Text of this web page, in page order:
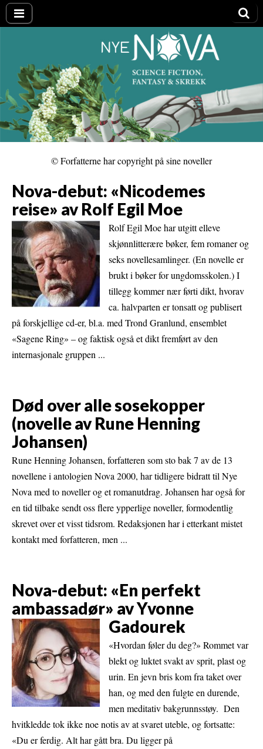
Nye NOVA
© Forfatterne har copyright på sine noveller
Nova-debut: «Nicodemes
reise» av Rolf Egil Moe
Rolf Egil Moe har utgitt elleve
skjønnlitterære bøker, fem romaner og
seks novellesamlinger. (En novelle er
brukt i bøker for ungdomsskolen.) I
tillegg kommer nær førti dikt, hvorav
ca. halvparten er tonsatt og publisert
på forskjellige cd-er, bl.a. med Trond Granlund, ensemblet
«Sagene Ring» – og faktisk også et dikt fremført av den
internasjonale gruppen ...
Død over alle sosekopper
(novelle av Rune Henning
Johansen)
Rune Henning Johansen, forfatteren som sto bak 7 av de 13
novellene i antologien Nova 2000, har tidligere bidratt til Nye
Nova med to noveller og et romanutdrag. Johansen har også for
en tid tilbake sendt oss flere ypperlige noveller, formodentlig
skrevet over et visst tidsrom. Redaksjonen har i etterkant mistet
kontakt med forfatteren, men ...
Nova-debut: «En perfekt
ambassadør» av Yvonne
Gadourek
«Hvordan føler du deg?» Rommet var
blekt og luktet svakt av sprit, plast og
urin. En jevn bris kom fra taket over
han, og med den fulgte en durende,
men meditativ bakgrunnsstøy. Den
hvitkledde tok ikke noe notis av at svaret uteble, og fortsatte:
«Du er ferdig. Alt har gått bra. Du ligger på